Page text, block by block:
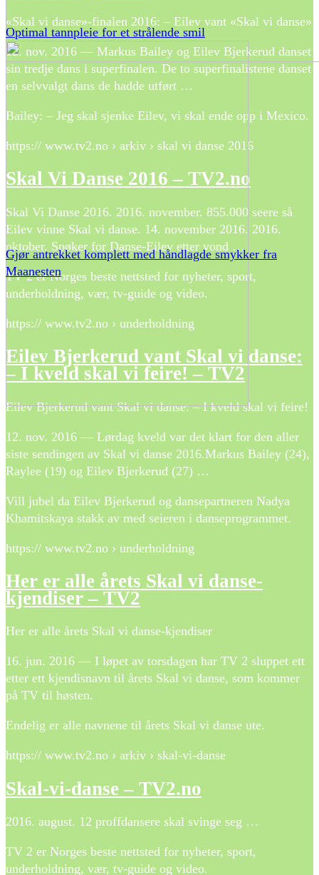
Optimal tannpleie for et strålende smil
Gjør antrekket komplett med håndlagde smykker fra
Maanesten
«Skal vi danse»-finalen 2016: – Eilev vant «Skal vi danse»
12. nov. 2016 — Markus Bailey og Eilev Bjerkerud danset
sin tredje dans i superfinalen. De to superfinalistene danset
en selvvalgt dans de hadde utført …
Bailey: – Jeg skal sjenke Eilev, vi skal ende opp i Mexico.
https:// www.tv2.no › arkiv › skal vi danse 2016
Skal Vi Danse 2016 – TV2.no
Skal Vi Danse 2016. 2016. november. 855.000 seere så
Eilev vinne Skal vi danse. 14. november 2016. 2016.
oktober. Spøker for Danse-Eilev etter vond …
TV 2 er Norges beste nettsted for nyheter, sport,
underholdning, vær, tv-guide og video.
https:// www.tv2.no › underholdning
Eilev Bjerkerud vant Skal vi danse:
– I kveld skal vi feire! – TV2
Eilev Bjerkerud vant Skal vi danse: – I kveld skal vi feire!
12. nov. 2016 — Lørdag kveld var det klart for den aller
siste sendingen av Skal vi danse 2016.Markus Bailey (24),
Raylee (19) og Eilev Bjerkerud (27) …
Vill jubel da Eilev Bjerkerud og dansepartneren Nadya
Khamitskaya stakk av med seieren i danseprogrammet.
https:// www.tv2.no › underholdning
Her er alle årets Skal vi danse-
kjendiser – TV2
Her er alle årets Skal vi danse-kjendiser
16. jun. 2016 — I løpet av torsdagen har TV 2 sluppet ett
etter ett kjendisnavn til årets Skal vi danse, som kommer
på TV til høsten.
Endelig er alle navnene til årets Skal vi danse ute.
https:// www.tv2.no › arkiv › skal-vi-danse
Skal-vi-danse – TV2.no
2016. august. 12 proffdansere skal svinge seg …
TV 2 er Norges beste nettsted for nyheter, sport,
underholdning, vær, tv-guide og video.